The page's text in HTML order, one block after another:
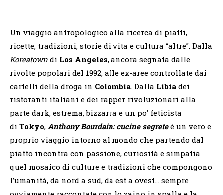
Un viaggio antropologico alla ricerca di piatti,
ricette, tradizioni, storie di vita e cultura “altre”. Dalla
Koreatown di Los Angeles, ancora segnata dalle
rivolte popolari del 1992, alle ex-aree controllate dai
cartelli della droga in Colombia. Dalla Libia dei
ristoranti italiani e dei rapper rivoluzionari alla
parte dark, estrema, bizzarra e un po’ feticista
di Tokyo, Anthony Bourdain: cucine segreteè un vero e
proprio viaggio intorno al mondo che partendo dal
piatto incontra con passione, curiosità e simpatia
quel mosaico di culture e tradizioni che compongono
l’umanità, da nord a sud, da est a ovest… sempre